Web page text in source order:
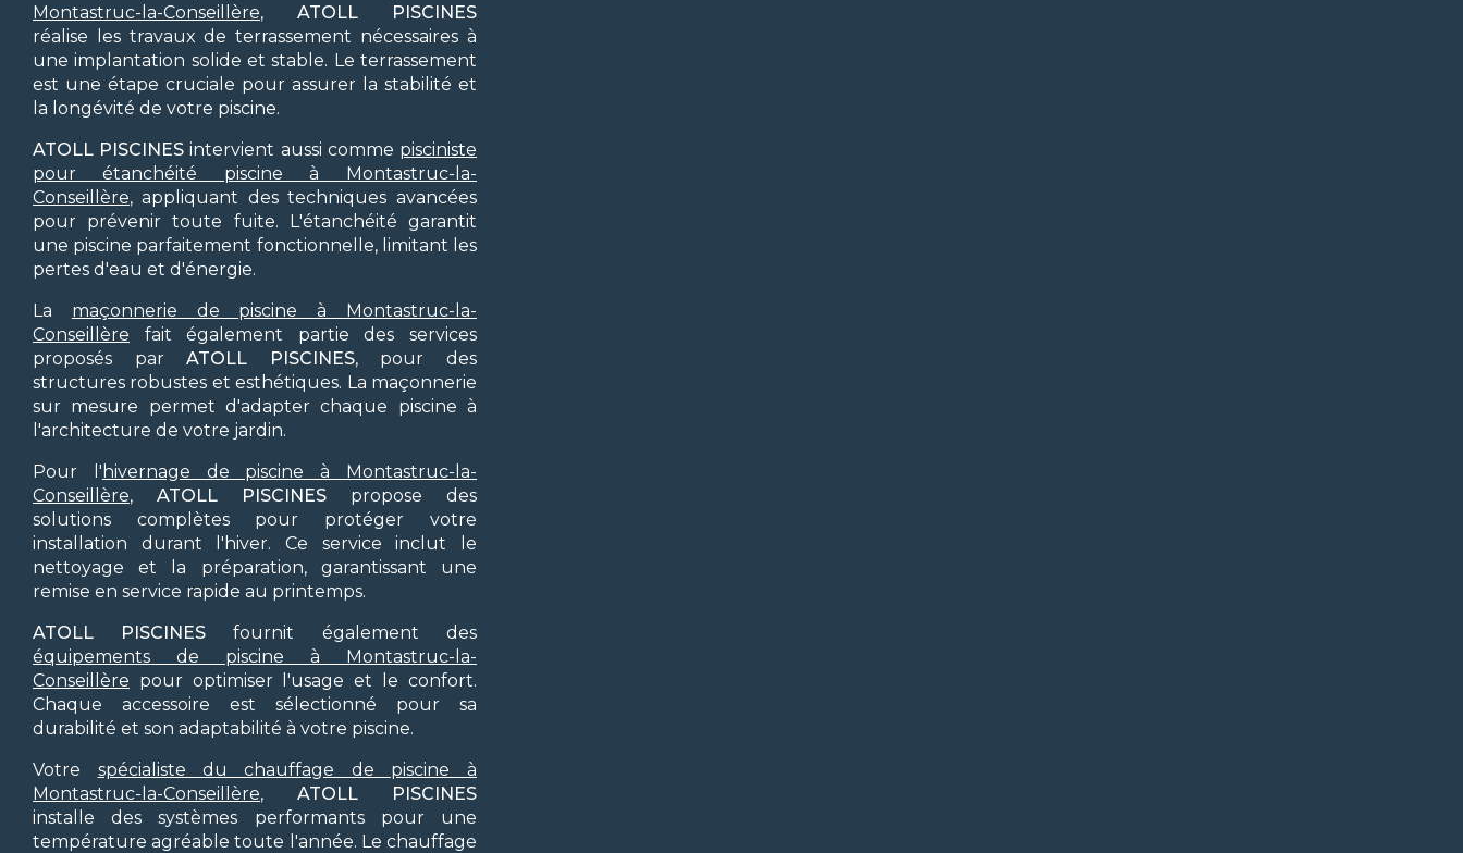
Montastruc-la-Conseillère, ATOLL PISCINES
réalise les travaux de terrassement nécessaires à
une implantation solide et stable. Le terrassement
est une étape cruciale pour assurer la stabilité et
la longévité de votre piscine.
ATOLL PISCINES intervient aussi comme pisciniste
pour étanchéité piscine à Montastruc-la-
Conseillère, appliquant des techniques avancées
pour prévenir toute fuite. L'étanchéité garantit
une piscine parfaitement fonctionnelle, limitant les
pertes d'eau et d'énergie.
La maçonnerie de piscine à Montastruc-la-
Conseillère fait également partie des services
proposés parATOLL PISCINES, pour des
structures robustes et esthétiques. La maçonnerie
sur mesure permet d'adapter chaque piscine à
l'architecture de votre jardin.
Pour l' hivernage de piscine à Montastruc-la-
Conseillère, ATOLL PISCINES propose des
solutions complètes pour protéger votre
installation durant l'hiver. Ce service inclut le
nettoyage et la préparation, garantissant une
remise en service rapide au printemps.
ATOLL PISCINES fournit également des
équipements de piscine à Montastruc-la-
Conseillère pour optimiser l'usage et le confort.
Chaque accessoire est sélectionné pour sa
durabilité et son adaptabilité à votre piscine.
Votre spécialiste du chauffage de piscine à
Montastruc-la-Conseillère, ATOLL PISCINES
installe des systèmes performants pour une
température agréable toute l'année. Le chauffage